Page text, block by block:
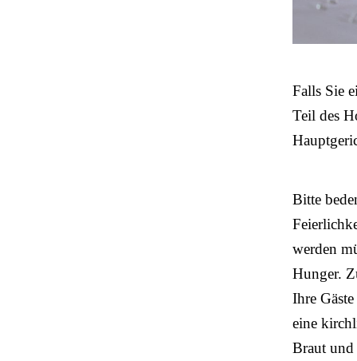
Falls Sie
Teil des
Bitte
werden
Hunger.
Ihre
eine
Braut und